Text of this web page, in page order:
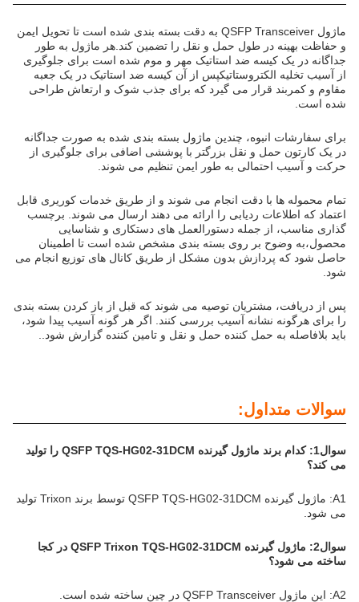
ماژول QSFP Transceiver به دقت بسته بندی شده است تا تحویل ایمن
و حفاظت بهینه در طول حمل و نقل را تضمین کند.هر ماژول به طور
جداگانه در یک کیسه ضد استاتیک مهر و موم شده است برای جلوگیری
از آسیب تخلیه الکتروستاتیکپس از آن کیسه ضد استاتیک در یک جعبه
مقاوم و کمربند قرار می گیرد که برای جذب شوک و ارتعاش طراحی
شده است.
برای سفارشات انبوه، چندین ماژول بسته بندی شده به صورت جداگانه
در یک کارتون حمل و نقل بزرگتر با پوششی اضافی برای جلوگیری از
حرکت و آسیب احتمالی به طور ایمن تنظیم می شوند.
تمام محموله ها با دقت انجام می شوند و از طریق خدمات کوریری قابل
اعتماد که اطلاعات ردیابی را ارائه می دهند ارسال می شوند. برچسب
گذاری مناسب، از جمله دستورالعمل های دستکاری و شناسایی
محصول،به وضوح بر روی بسته بندی مشخص شده است تا اطمینان
حاصل شود که پردازش بدون مشکل از طریق کانال های توزیع انجام می
شود.
پس از دریافت، مشتریان توصیه می شوند که قبل از باز کردن بسته بندی
را برای هرگونه نشانه آسیب بررسی کنند. اگر هر گونه آسیب پیدا شود،
باید بلافاصله به حمل کننده حمل و نقل و تامین کننده گزارش شود..
سوالات متداول:
سوال1: کدام برند ماژول گیرنده QSFP TQS-HG02-31DCM را تولید
می کند؟
A1: ماژول گیرنده QSFP TQS-HG02-31DCM توسط برند Trixon تولید
می شود.
سوال2: ماژول گیرنده QSFP Trixon TQS-HG02-31DCM در کجا
ساخته می شود؟
A2: این ماژول QSFP Transceiver در چین ساخته شده است.